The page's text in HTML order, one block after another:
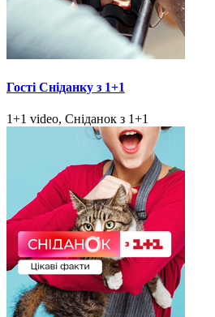
Гості Сніданку з 1+1
1+1 video, Сніданок з 1+1